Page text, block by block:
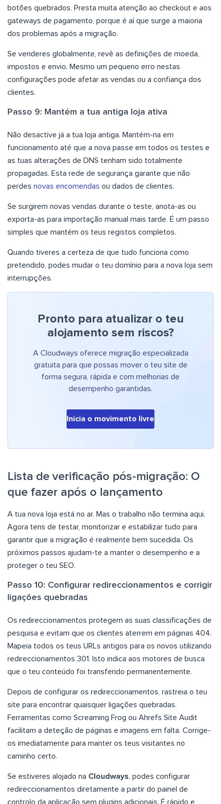
botões quebrados. Presta muita atenção ao checkout e aos
gateways de pagamento, porque é aí que surge a maioria
dos problemas após a migração.
Se venderes globalmente, revê as definições de moeda,
impostos e envio. Mesmo um pequeno erro nestas
configurações pode afetar as vendas ou a confiança dos
clientes.
Passo 9: Mantém a tua antiga loja ativa
Não desactive já a tua loja antiga. Mantém-na em
funcionamento até que a nova passe em todos os testes e
as tuas alterações de DNS tenham sido totalmente
propagadas. Esta rede de segurança garante que não
perdes novas encomendas ou dados de clientes.
Se surgirem novas vendas durante o teste, anota-as ou
exporta-as para importação manual mais tarde. É um passo
simples que mantém os teus registos completos.
Quando tiveres a certeza de que tudo funciona como
pretendido, podes mudar o teu domínio para a nova loja sem
interrupções.
Pronto para atualizar o teu
alojamento sem riscos?
A Cloudways oferece migração especializada
gratuita para que possas mover o teu site de
forma segura, rápida e com melhorias de
desempenho garantidas.
Inicia o movimento livre
Lista de verificação pós-migração: O
que fazer após o lançamento
A tua nova loja está no ar. Mas o trabalho não termina aqui.
Agora tens de testar, monitorizar e estabilizar tudo para
garantir que a migração é realmente bem sucedida. Os
próximos passos ajudam-te a manter o desempenho e a
proteger o teu SEO.
Passo 10: Configurar redireccionamentos e corrigir
ligações quebradas
Os redireccionamentos protegem as suas classificações de
pesquisa e evitam que os clientes aterrem em páginas 404.
Mapeia todos os teus URLs antigos para os novos utilizando
redireccionamentos 301. Isto indica aos motores de busca
que o teu conteúdo foi transferido permanentemente.
Depois de configurar os redireccionamentos, rastreia o teu
site para encontrar quaisquer ligações quebradas.
Ferramentas como Screaming Frog ou Ahrefs Site Audit
facilitam a deteção de páginas e imagens em falta. Corrige-
os imediatamente para manter os teus visitantes no
caminho certo.
Se estiveres alojado na Cloudways , podes configurar
redireccionamentos diretamente a partir do painel de
controlo da aplicação sem plugins adicionais. É rápido e